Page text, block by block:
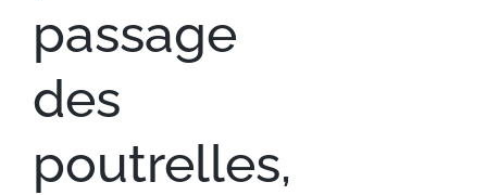
passage
des
poutrelles,